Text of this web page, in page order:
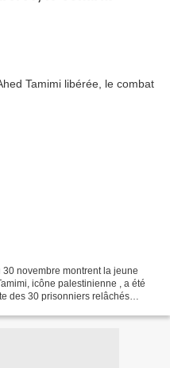
novembre montrent la jeune
icône palestinienne , a été
des 30 prisonniers relâchés